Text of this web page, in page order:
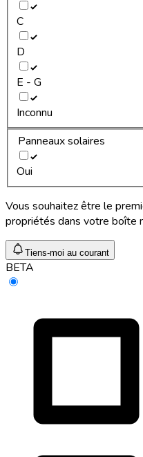
C
D
E - G
Inconnu
Panneaux solaires
Oui
Vous souhaitez être le
propriétés dans votre boîte
Tiens-moi au courant
BETA